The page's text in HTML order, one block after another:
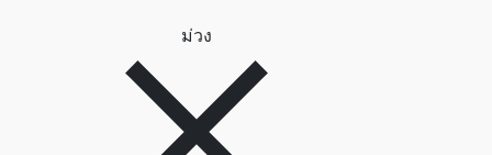
ม่วง